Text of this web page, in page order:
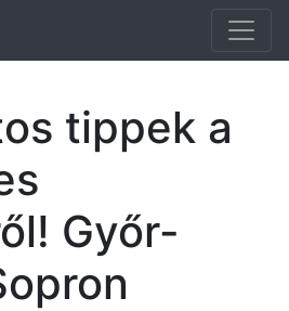
tippek a
Győr-